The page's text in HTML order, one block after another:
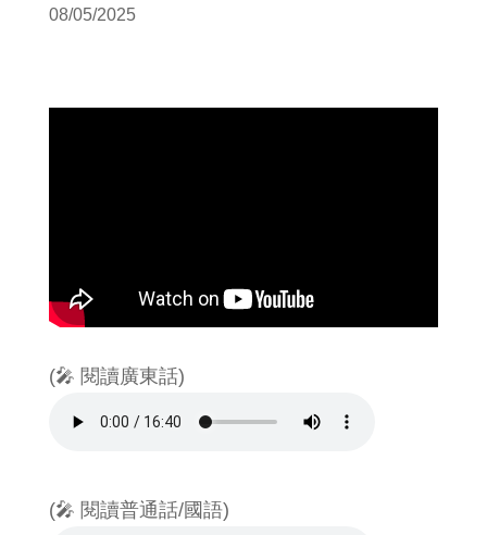
08/05/2025
(🎤 閱讀廣東話)
(🎤 閱讀普通話/國語)